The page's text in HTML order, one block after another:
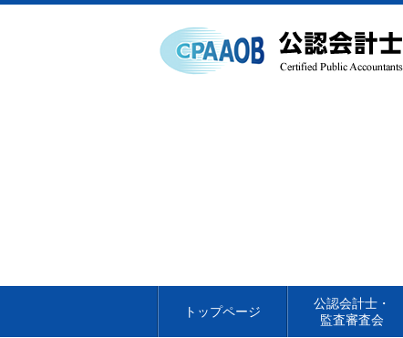
文
へ
トップページ
公認会計士・
監査審査会